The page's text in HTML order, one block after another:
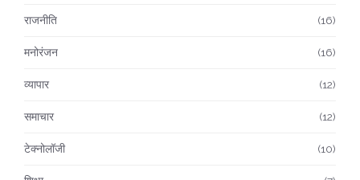
राजनीति (16)
मनोरंजन (16)
व्यापार (12)
समाचार (12)
टेक्नोलॉजी (10)